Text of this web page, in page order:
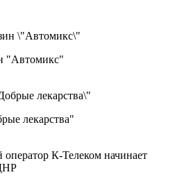
"Автомикс"
лекарства"